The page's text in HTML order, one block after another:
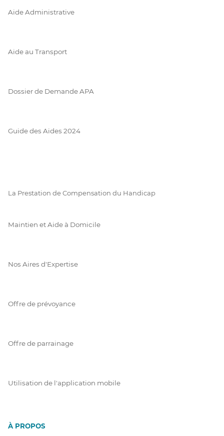
Aide Administrative
Aide au Transport
Dossier de Demande APA
Guide des Aides 2024
La Prestation de Compensation du Handicap
Maintien et Aide à Domicile
Nos Aires d'Expertise
Offre de prévoyance
Offre de parrainage
Utilisation de l'application mobile
À PROPOS